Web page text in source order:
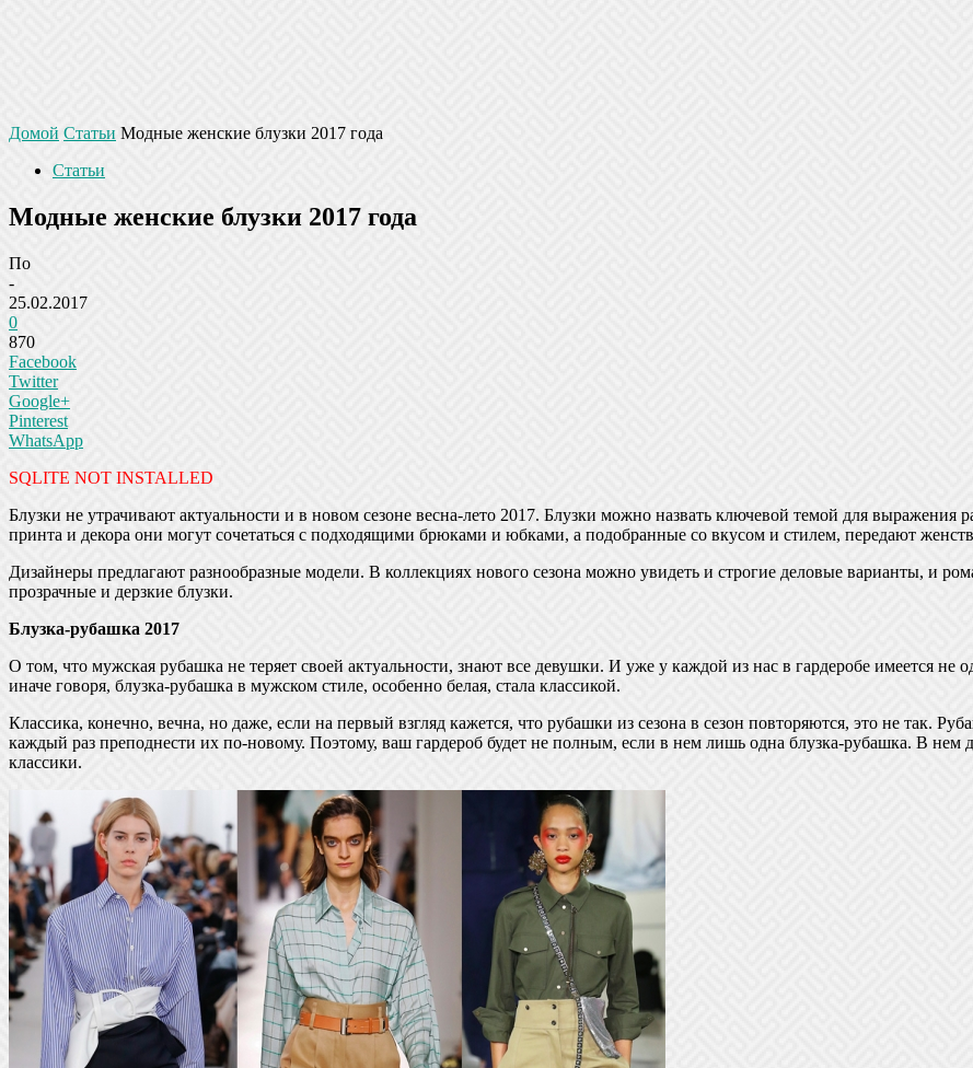
Домой Статьи Модные женские блузки 2017 года
Статьи
Модные женские блузки 2017 года
По
-
25.02.2017
0
870
Facebook
Twitter
Google+
Pinterest
WhatsApp
SQLITE NOT INSTALLED
Блузки не утрачивают актуальности и в новом сезоне весна-лето 2017. Блузки можно назвать ключевой темой для выражения
принта и декора они могут сочетаться с подходящими брюками и юбками, а подобранные со вкусом и стилем, передают
Дизайнеры предлагают разнообразные модели. В коллекциях нового сезона можно увидеть и строгие деловые варианты, и
прозрачные и дерзкие блузки.
Блузка-рубашка 2017
О том, что мужская рубашка не теряет своей актуальности, знают все девушки. И уже у каждой из нас в гардеробе имеется не
иначе говоря, блузка-рубашка в мужском стиле, особенно белая, стала классикой.
Классика, конечно, вечна, но даже, если на первый взгляд кажется, что рубашки из сезона в сезон повторяются, это не так.
каждый раз преподнести их по-новому. Поэтому, ваш гардероб будет не полным, если в нем лишь одна блузка-рубашка. В
классики.